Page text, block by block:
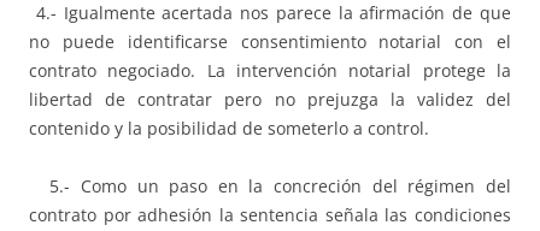
4.- Igualmente acertada nos parece la afirmación de que
no puede identificarse consentimiento notarial con el
contrato negociado. La intervención notarial protege la
libertad de contratar pero no prejuzga la validez del
contenido y la posibilidad de someterlo a control.
5.- Como un paso en la concreción del régimen del
contrato por adhesión la sentencia señala las condiciones